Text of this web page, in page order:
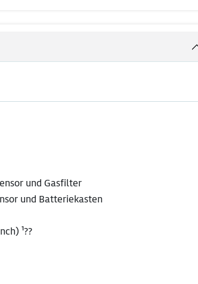
und Gasfilter
und Batteriekasten
¹??